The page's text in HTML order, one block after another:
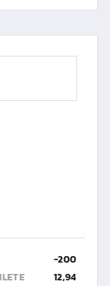
-200
12,94